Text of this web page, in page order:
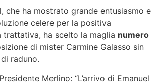
che ha mostrato grande entusiasmo e
celere per la positiva
trattativa, ha scelto la maglia numero
di mister Carmine Galasso sin
raduno.
Merlino: “L’arrivo di Emanuel